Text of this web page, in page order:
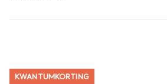
KWANTUMKORTING